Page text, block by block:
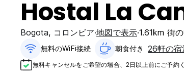
Hostal La
Bogota, コロンビア 地図で表示 1.61km 街
無料のWiFi接続 朝食付き‎ 26軒の
無料キャンセルをご希望の場合、2日以上前にご予約く